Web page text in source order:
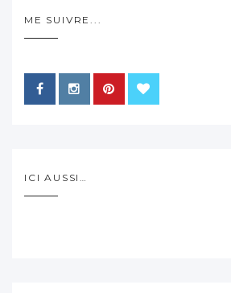
ME SUIVRE...
ICI AUSSI…